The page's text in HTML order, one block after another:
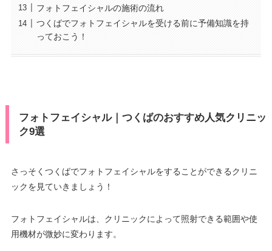
フォトフェイシャルの施術の流れ
つくばでフォトフェイシャルを受ける前に予備知識を持
っておこう！
フォトフェイシャル｜つくばのおすすめ人気クリニッ
ク9選
さっそくつくばでフォトフェイシャルをすることができるクリニ
ックを見ていきましょう！
フォトフェイシャルは、クリニックによって照射できる範囲や使
用機材が微妙に変わります。